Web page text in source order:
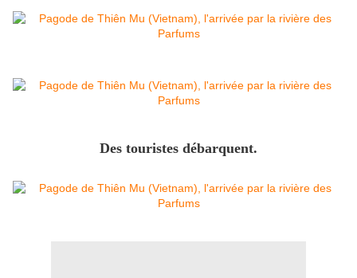
Des touristes débarquent.​